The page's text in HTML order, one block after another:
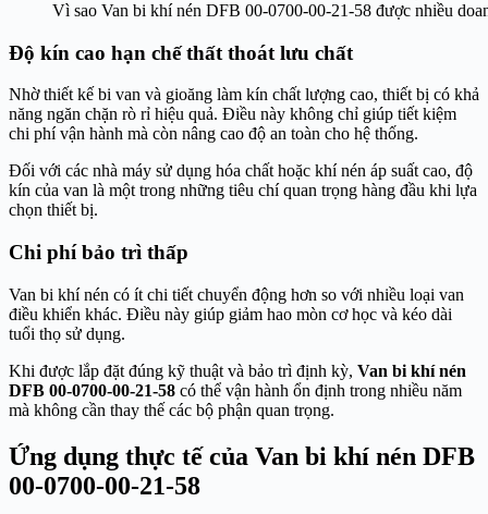
Vì sao Van bi khí nén DFB 00-0700-00-21-58 được nhiều
Độ kín cao hạn chế thất thoát lưu chất
Nhờ thiết kế bi van và gioăng làm kín chất lượng cao, thiết bị có khả
năng ngăn chặn rò rỉ hiệu quả. Điều này không chỉ giúp tiết kiệm
chi phí vận hành mà còn nâng cao độ an toàn cho hệ thống.
Đối với các nhà máy sử dụng hóa chất hoặc khí nén áp suất cao, độ
kín của van là một trong những tiêu chí quan trọng hàng đầu khi lựa
chọn thiết bị.
Chi phí bảo trì thấp
Van bi khí nén có ít chi tiết chuyển động hơn so với nhiều loại van
điều khiển khác. Điều này giúp giảm hao mòn cơ học và kéo dài
tuổi thọ sử dụng.
Khi được lắp đặt đúng kỹ thuật và bảo trì định kỳ, Van bi khí nén
DFB 00-0700-00-21-58 có thể vận hành ổn định trong nhiều năm
mà không cần thay thế các bộ phận quan trọng.
Ứng dụng thực tế của Van bi khí nén DFB
00-0700-00-21-58